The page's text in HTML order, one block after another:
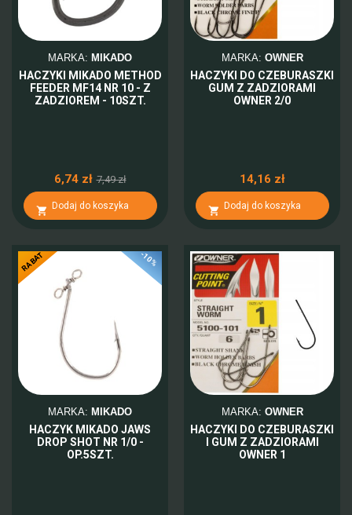
MARKA: MIKADO
HACZYKI MIKADO METHOD
FEEDER MF14 NR 10 - Z
ZADZIOREM - 10SZT.
6,74 zł 7,49 zł
 Dodaj do koszyka
MARKA: OWNER
HACZYKI DO CZEBURASZKI
GUM Z ZADZIORAMI
OWNER 2/0
14,16 zł
 Dodaj do koszyka
-10%
RABAT
MARKA: MIKADO
HACZYK MIKADO JAWS
DROP SHOT NR 1/0 -
OP.5SZT.
MARKA: OWNER
HACZYKI DO CZEBURASZKI
I GUM Z ZADZIORAMI
OWNER 1